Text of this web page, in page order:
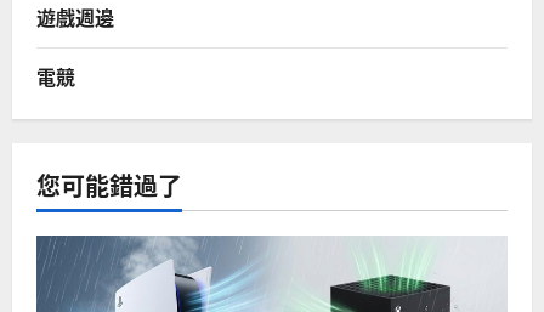
遊戲週邊
電競
您可能錯過了